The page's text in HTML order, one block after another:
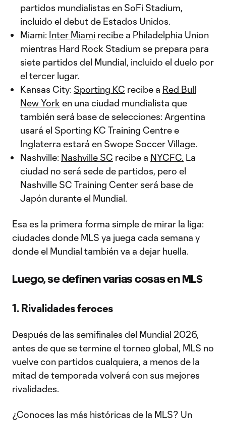
partidos mundialistas en SoFi Stadium,
incluido el debut de Estados Unidos.
Miami: Inter Miami recibe a Philadelphia Union
mientras Hard Rock Stadium se prepara para
siete partidos del Mundial, incluido el duelo por
el tercer lugar.
Kansas City: Sporting KC recibe a Red Bull
New York en una ciudad mundialista que
también será base de selecciones: Argentina
usará el Sporting KC Training Centre e
Inglaterra estará en Swope Soccer Village.
Nashville: Nashville SC recibe a NYCFC. La
ciudad no será sede de partidos, pero el
Nashville SC Training Center será base de
Japón durante el Mundial.
Esa es la primera forma simple de mirar la liga:
ciudades donde MLS ya juega cada semana y
donde el Mundial también va a dejar huella.
Luego, se definen varias cosas en MLS
1. Rivalidades feroces
Después de las semifinales del Mundial 2026,
antes de que se termine el torneo global, MLS no
vuelve con partidos cualquiera, a menos de la
mitad de temporada volverá con sus mejores
rivalidades.
¿Conoces las más históricas de la MLS? Un